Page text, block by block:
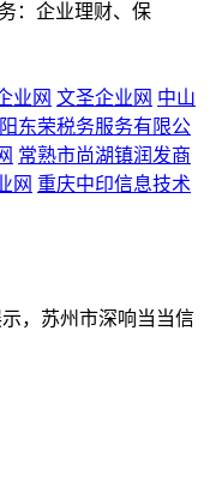
：企业理财、保
业网 文圣企业网 中山
东荣税务服务有限公
常熟市尚湖镇润发商
网 重庆中印信息技术
，苏州市深响当当信